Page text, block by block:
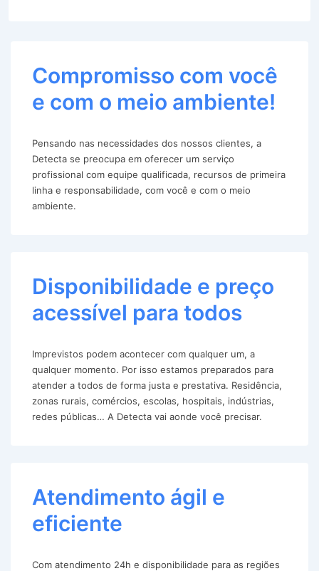
Compromisso com você
e com o meio ambiente!
Pensando nas necessidades dos nossos clientes, a
Detecta se preocupa em oferecer um serviço
profissional com equipe qualificada, recursos de primeira
linha e responsabilidade, com você e com o meio
ambiente.
Disponibilidade e preço
acessível para todos
Imprevistos podem acontecer com qualquer um, a
qualquer momento. Por isso estamos preparados para
atender a todos de forma justa e prestativa. Residência,
zonas rurais, comércios, escolas, hospitais, indústrias,
redes públicas… A Detecta vai aonde você precisar.
Atendimento ágil e
eficiente
Com atendimento 24h e disponibilidade para as regiões